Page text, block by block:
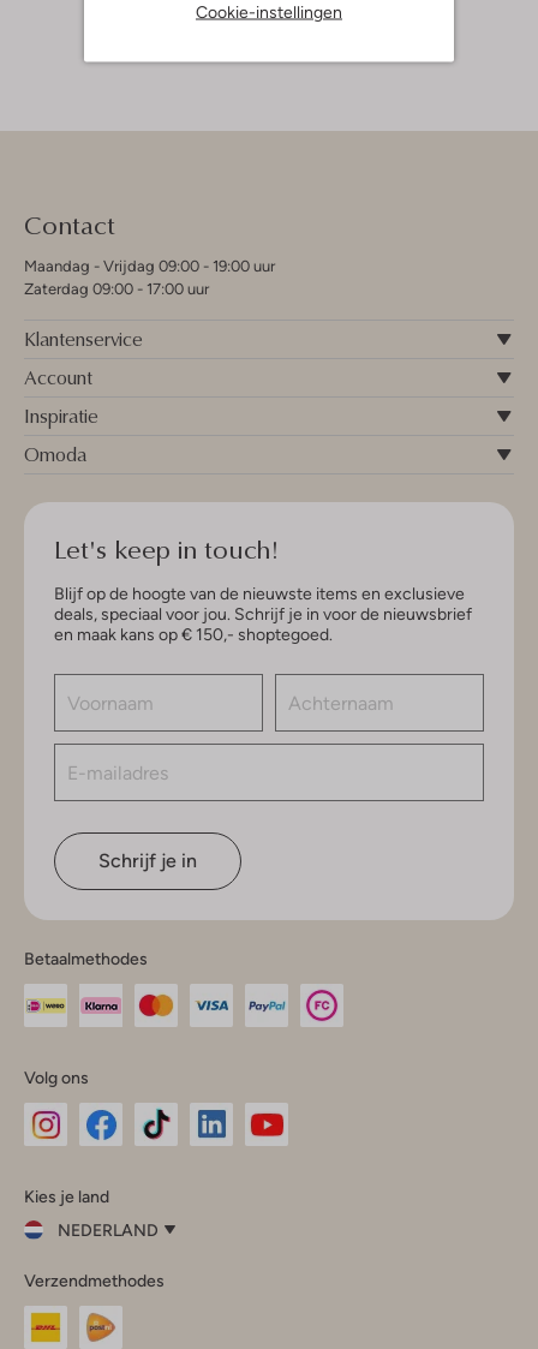
Cookie-instellingen
Contact
Maandag - Vrijdag 09:00 - 19:00 uur
Zaterdag 09:00 - 17:00 uur
Klantenservice
Account
Inspiratie
Omoda
Let's keep in touch!
Blijf op de hoogte van de nieuwste items en exclusieve
deals, speciaal voor jou. Schrijf je in voor de nieuwsbrief
en maak kans op € 150,- shoptegoed.
Schrijf je in
Betaalmethodes
Volg ons
InstagramFacebook
Kies je land
NEDERLAND
je
land
Nederland
Verzendmethodes